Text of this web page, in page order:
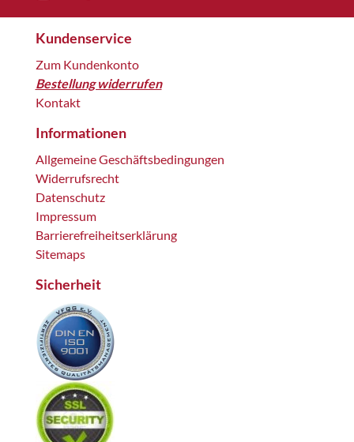
Kundenservice
Zum Kundenkonto
Bestellung widerrufen
Kontakt
Informationen
Allgemeine Geschäftsbedingungen
Widerrufsrecht
Datenschutz
Impressum
Barrierefreiheitserklärung
Sitemaps
Sicherheit